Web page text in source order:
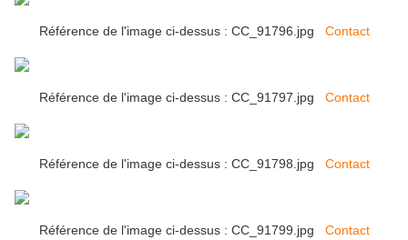
Référence de l'image ci-dessus : CC_91796.jpg Contact
Référence de l'image ci-dessus : CC_91797.jpg Contact
Référence de l'image ci-dessus : CC_91798.jpg Contact
Référence de l'image ci-dessus : CC_91799.jpg Contact